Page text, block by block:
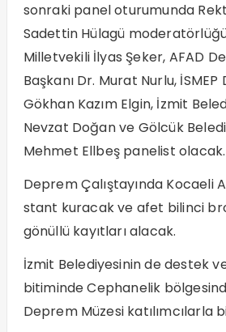
sonraki panel oturumunda
Sadettin Hülagü
Milletvekili İlyas Şeker, AFAD
Başkanı Dr. Murat Nurlu,
Gökhan Kazım Elgin, İzmit
Nevzat Doğan ve Gölcük
Mehmet Ellbeş panelist olacak.
Deprem Çalıştayında Kocaeli
stant kuracak ve afet bilinci
gönüllü kayıtları alacak.
İzmit Belediyesinin de destek
bitiminde Cephanelik
Deprem Müzesi katılımcılarla